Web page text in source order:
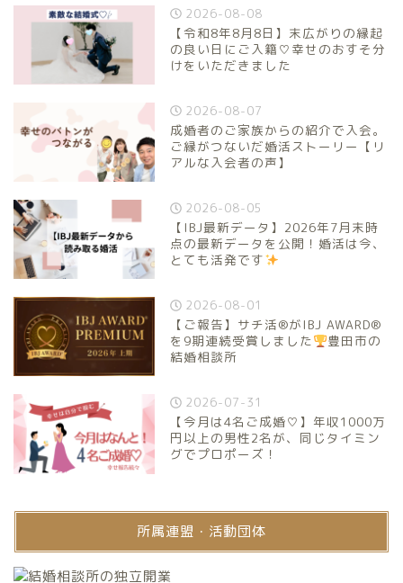
2026-08-08
【令和8年8月8日】末広がりの縁起
の良い日にご入籍♡幸せのおすそ分
けをいただきました
2026-08-07
成婚者のご家族からの紹介で入会。
ご縁がつないだ婚活ストーリー【リ
アルな入会者の声】
2026-08-05
【IBJ最新データ】2026年7月末時
点の最新データを公開！婚活は今、
とても活発です
2026-08-01
【ご報告】サチ活®がIBJ AWARD®
を9期連続受賞しました
豊田市の
結婚相談所
2026-07-31
【今月は4名ご成婚♡】年収1000万
円以上の男性2名が、同じタイミン
グでプロポーズ！
所属連盟・活動団体